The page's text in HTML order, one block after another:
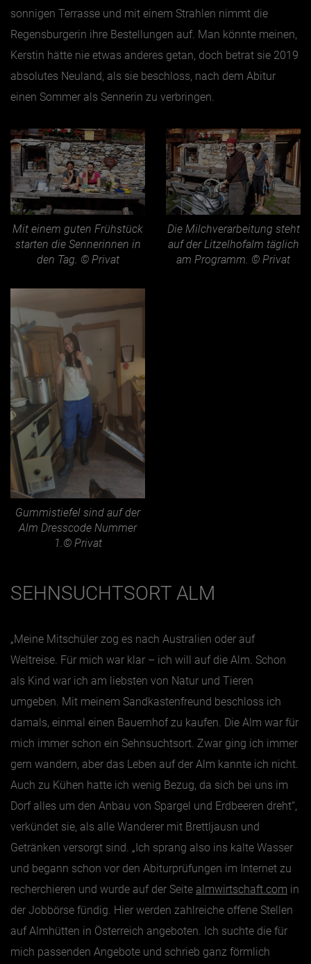
Dezember
sonnigen Terrasse und mit einem Strahlen nimmt die
Regensburgerin ihre Bestellungen auf. Man könnte meinen,
Kerstin hätte nie etwas anderes getan, doch betrat sie 2019
absolutes Neuland, als sie beschloss, nach dem Abitur
einen Sommer als Sennerin zu verbringen.
Mit einem guten Frühstück
starten die Sennerinnen in
den Tag. © Privat
Die Milchverarbeitung steht
auf der Litzelhofalm täglich
am Programm. © Privat
Gummistiefel sind auf der
Alm Dresscode Nummer
1.© Privat
SEHNSUCHTSORT ALM
„Meine Mitschüler zog es nach Australien oder auf
Weltreise. Für mich war klar – ich will auf die Alm. Schon
als Kind war ich am liebsten von Natur und Tieren
umgeben. Mit meinem Sandkastenfreund beschloss ich
damals, einmal einen Bauernhof zu kaufen. Die Alm war für
mich immer schon ein Sehnsuchtsort. Zwar ging ich immer
gern wandern, aber das Leben auf der Alm kannte ich nicht.
Auch zu Kühen hatte ich wenig Bezug, da sich bei uns im
Dorf alles um den Anbau von Spargel und Erdbeeren dreht“,
verkündet sie, als alle Wanderer mit Brettljausn und
Getränken versorgt sind. „Ich sprang also ins kalte Wasser
und begann schon vor den Abiturprüfungen im Internet zu
recherchieren und wurde auf der Seite almwirtschaft.com in
der Jobbörse fündig. Hier werden zahlreiche offene Stellen
auf Almhütten in Österreich angeboten. Ich suchte die für
mich passenden Angebote und schrieb ganz förmlich